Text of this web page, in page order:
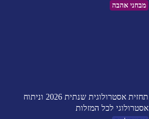
מבחני אהבה
תחזית אסטרולוגית שנתית 2026 וניתוח
אסטרולוגי לכל המזלות